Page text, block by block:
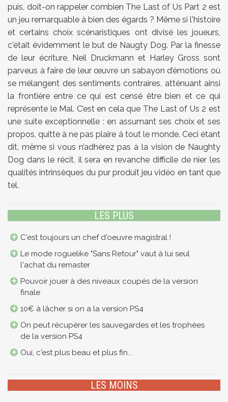
puis, doit-on rappeler combien The Last of Us Part 2 est
un jeu remarquable à bien des égards ? Même si l'histoire
et certains choix scénaristiques ont divisé les joueurs,
c'était évidemment le but de Naugty Dog. Par la finesse
de leur écriture, Neil Druckmann et Harley Gross sont
parveus à faire de leur œuvre un sabayon d’émotions où
se mélangent des sentiments contraires, atténuant ainsi
la frontière entre ce qui est censé être bien et ce qui
représente le Mal. C’est en cela que The Last of Us 2 est
une suite exceptionnelle : en assumant ses choix et ses
propos, quitte à ne pas plaire à tout le monde. Ceci étant
dit, même si vous n’adhérez pas à la vision de Naughty
Dog dans le récit, il sera en revanche difficile de nier les
qualités intrinsèques du pur produit jeu vidéo en tant que
tel.
LES PLUS
C'est toujours un chef d'oeuvre magistral !
Le mode roguelike "Sans Retour" vaut à lui seul
l'achat du remaster
Pouvoir jouer à des niveaux coupés de la version
finale
10€ à lâcher si on a la version PS4
On peut récupérer les sauvegardes et les trophées
de la version PS4
Oui, c'est plus beau et plus fin...
LES MOINS